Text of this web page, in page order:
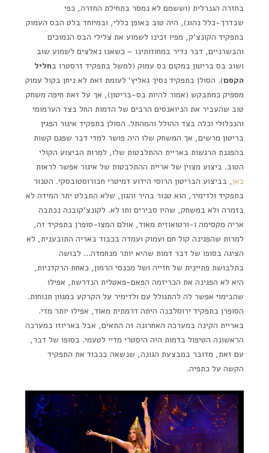
בחזרה הגנרלית (וששמם לא נמסר בתחילת החזרה, כפי
שבדרך-כלל נהוג), היה טוב באופן כללי, ובמיוחד בלט הבס העמוק
בתפקיד הקונצ'ק, מפיו זכינו לשמוע את צלילי הבס הנמוכים
והבשרניים, דבר נדיר במחוזותינו – כשאנו נאלצים לשמוע שוב
ושוב בס בריטון במקום בס עמוק (למשל בתפקיד זרסטרו בחליל
הקסם). הסולן בתפקיד נסיך גאליץ' לעומת זאת לא ניחן בקול עמוק
מספיק כמתבקש (אמור להיות בס-בריטון), אך על זאת חיפה משחק
טוב שהעביר את הניואנסים הרבים של הדמות החל בצד הערמומי
והנכלולי וכלה בצד ההולל והמהתל. הסולן בתפקיד איגור הפגין
בריטון מרשים, אך המשחק שלו היה פושר למדי דבר שפגם קשות
בהפגנת הרגשות באריית ההתלבטות שלו, למרות הביצוע הקולי
הטוב. ביצוע מצוין של אריית ההתלבטות של איגור אפשר לראות
כאן, בביצוע הבריטון הרוסי הידוע דמיטרי חבורוסטובסקי. הטנור
בתפקיד ולדימיר, הוא טנור בהיר והגון, שלא התבלט יתר המידה לא
בזמרה ולא במשחק, שהיו סבירים ותו לא. לקונצ'קובנה נכתבה
אריה מקסימה ו-ורטואוזית מאוד, אולם המצו-סופרן בתפקיד זה,
למרות שהפגינה קול חם ועמוק ועמדה בכבוד באריה התובענית, לא
הציגה בסופו של דבר דמות שהיא יותר מנחמדה… לבושה
בתלבושת פתיינית של חזייה ושל מכנסי הרמון, כאחת הרקדניות,
היא לא הפגינה את הכריזמה הפאם-פאטלית הנדרשת, אפילו
שהבימוי אפשר לה להתגולל עם ולדימיר על הקרקע במגוון תנוחות.
הסופרן בתפקיד ירוסלבנה היתה דרמתית מאוד, אפילו יותר מדי.
באריית הקינה במערכה האחרונה זה התאים, אבל באריוזו במערכה
הראשונה הטיפול בדמות היה היסטרי מדיי לטעמי. בסופו של דבר,
עם זאת, מדובר במבצעת הגונה, שנשאה בכבוד את התפקיד
הקשה על כתפיה.